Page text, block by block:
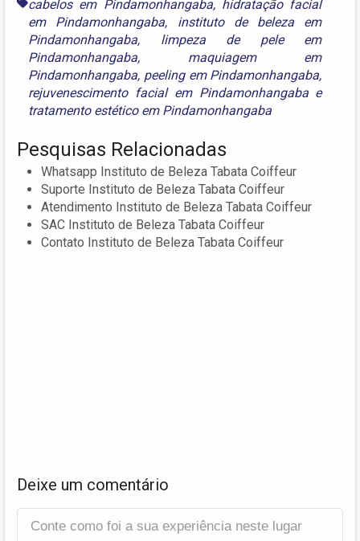
cabelos em Pindamonhangaba, hidratação facial
em Pindamonhangaba, instituto de beleza em
Pindamonhangaba, limpeza de pele em
Pindamonhangaba, maquiagem em
Pindamonhangaba, peeling em Pindamonhangaba,
rejuvenescimento facial em Pindamonhangabae
tratamento estético em Pindamonhangaba
Pesquisas Relacionadas
Whatsapp Instituto de Beleza Tabata Coiffeur
Suporte Instituto de Beleza Tabata Coiffeur
Atendimento Instituto de Beleza Tabata Coiffeur
SAC Instituto de Beleza Tabata Coiffeur
Contato Instituto de Beleza Tabata Coiffeur
Deixe um comentário